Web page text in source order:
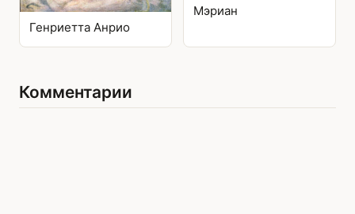
Генриетта Анрио
Мэриан
Комментарии